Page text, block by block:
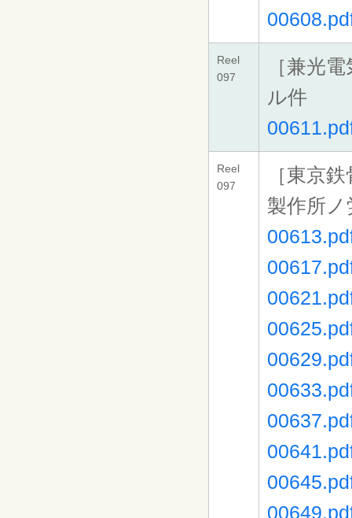
Reel
097
［兼光
ル件
Reel
097
［東京
製作所